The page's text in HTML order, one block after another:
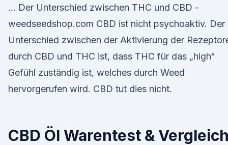
… Der Unterschied zwischen THC und CBD -
weedseedshop.com CBD ist nicht psychoaktiv. Der
Unterschied zwischen der Aktivierung der
durch CBD und THC ist, dass THC für das „high“
Gefühl zuständig ist, welches durch Weed
hervorgerufen wird. CBD tut dies nicht.
CBD Öl Warentest & Vergleich